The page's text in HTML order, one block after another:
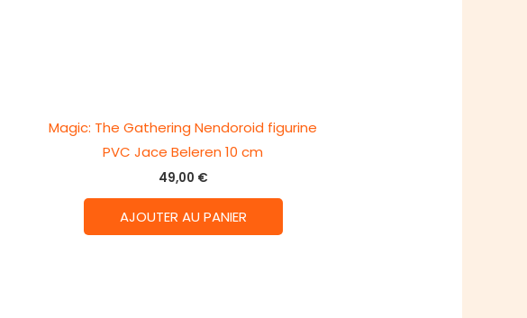
Magic: The Gathering Nendoroid figurine
PVC Jace Beleren 10 cm
49,00 €
AJOUTER AU PANIER